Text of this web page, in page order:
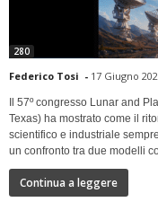
280
Federico Tosi - 17 Giugno
Il 57º congresso Lunar and
Texas) ha mostrato come il
scientifico e industriale
un confronto tra due modelli
Continua a leggere